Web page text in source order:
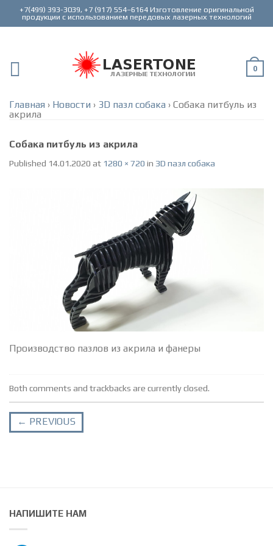
+7(499) 393-3039, +7 (917) 554–6164 Изготовление оригинальной
0
Главная › Новости › 3D пазл собака › Собака питбуль из
акрила
Собака питбуль из акрила
Published 14.01.2020 at 1280 × 720 in 3D пазл собака
Производство пазлов из акрила и фанеры
Both comments and trackbacks are currently closed.
← PREVIOUS
НАПИШИТЕ НАМ